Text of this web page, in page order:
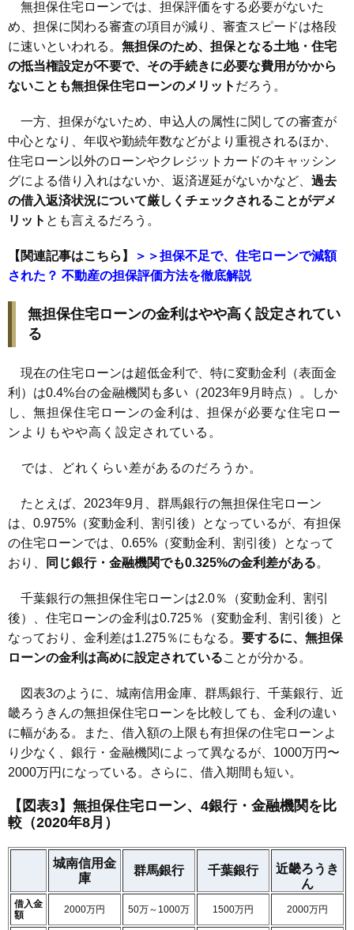
無担保住宅ローンでは、担保評価をする必要がないた
め、担保に関わる審査の項目が減り、審査スピードは格段
に速いといわれる。 無担保のため、担保となる土地・住宅
の抵当権設定が不要で、その手続きに必要な費用がかから
ないことも無担保住宅ローンのメリット だろう。
一方、担保がないため、申込人の属性に関しての審査が
中心となり、年収や勤続年数などがより重視されるほか、
住宅ローン以外のローンやクレジットカードのキャッシン
グによる借り入れはないか、返済遅延がないかなど、 過去
の借入返済状況について厳しくチェックされることがデメ
リット とも言えるだろう。
【関連記事はこちら】
＞＞担保不足で、住宅ローンで減額
された？ 不動産の担保評価方法を徹底解説
無担保住宅ローンの金利はやや高く設定されてい
る
現在の住宅ローンは超低金利で、特に変動金利（表面金
利）は0.4%台の金融機関も多い（2023年9月時点）。しか
し、 無担保住宅ローンの金利は、担保が必要な住宅ロー
ンよりもやや高く設定されている。
では、どれくらい差があるのだろうか。
たとえば、2023年9月、群馬銀行の無担保住宅ローン
は、0.975%（変動金利、割引後）となっているが、有担保
の住宅ローンでは、0.65%（変動金利、割引後）となって
おり、
同じ銀行・金融機関でも0.325%の金利差がある。
千葉銀行の無担保住宅ローンは2.0％（変動金利、割引
後）、住宅ローンの金利は0.725％（変動金利、割引後）と
なっており、金利差は1.275％にもなる。 要するに、無担保
ローンの金利は高めに設定されていることが分かる。
図表3のように、城南信用金庫、群馬銀行、千葉銀行、近
畿ろうきんの無担保住宅ローンを比較しても、金利の違い
に幅がある。また、借入額の上限も有担保の住宅ローンよ
り少なく、銀行・金融機関によって異なるが、1000万円〜
2000万円になっている。さらに、借入期間も短い。
【図表3】無担保住宅ローン、4銀行・金融機関を比
較（2020年8月）
城南信用金
庫
群馬銀行 千葉銀行
近畿ろうき
ん
借入金
額
2000万円 50万～1000万 1500万円 2000万円